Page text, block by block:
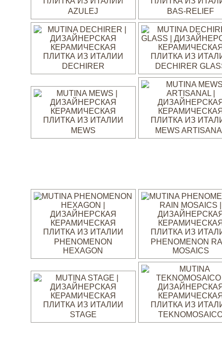
AZULEJ BAS-RELIEF
DECHIRER DECHIRER
MEWS MEWS
PHENOMENON
HEXAGON
PHENOMENON
MOSAICS
STAGE